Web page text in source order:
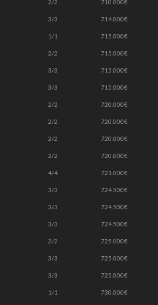
2/2 710.000€
3/3 714.000€
1/1 715.000€
2/2 715.000€
3/3 715.000€
3/3 715.000€
2/2 720.000€
2/2 720.000€
2/2 720.000€
2/2 720.000€
4/4 721.000€
3/3 724.500€
3/3 724.500€
3/3 724.500€
2/2 725.000€
3/3 725.000€
3/3 725.000€
1/1 730.000€